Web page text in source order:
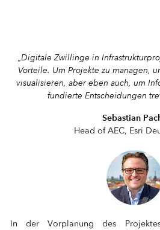
„Digitale Zwillinge in
Vorteile. Um Projekte zu managen,
visualisieren, aber eben auch, um
fundierte Entscheidungen
Sebastian
Head of AEC, Esri
In der Vorplanung des